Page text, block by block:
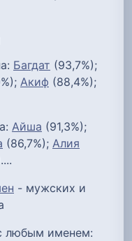
Багдат (93,7%);
Акиф (88,4%);
Айша (91,3%);
(86,7%); Алия
- мужских и
любым именем: